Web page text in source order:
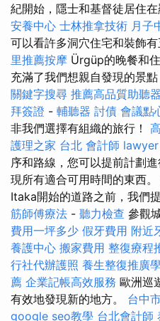
紀開始，隱士和基督徒居住在
安養中心 士林推拿技術 月子
可以看許多洞穴住宅和裝飾
里推薦按摩 Ürgüp的晚餐和
充滿了我們想親自發現的景
關鍵字搜尋 推薦高品質助聽器
拜簽證 - 輔聽器 討債 會議點
非我們選擇有組織的旅行！
護理之家 台北 會計師 lawyer
序和路線，您可以提前計劃
現所有適合可用時間的東西
Itaka開始的道路之前，我們
筋師傅療法 - 聽力檢查 參觀
費用一坪多少 假牙費用 附近
養護中心 搬家費用 整復療程
行社代辦護照 養生整復推廣
薦 企業記帳高效服務 歐洲巡
有效地發現新的地方。 台中
google seo教學 台北會計師